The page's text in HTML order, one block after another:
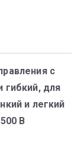
с
гибкий, для
и легкий
В